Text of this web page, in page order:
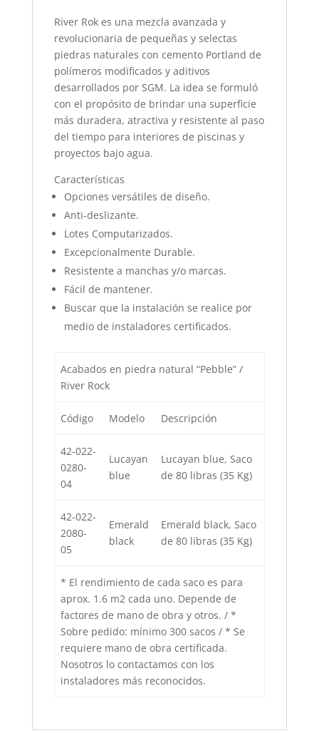
River Rok es una mezcla avanzada y
revolucionaria de pequeñas y selectas
piedras naturales con cemento Portland de
polímeros modificados y aditivos
desarrollados por SGM. La idea se formuló
con el propósito de brindar una superficie
más duradera, atractiva y resistente al paso
del tiempo para interiores de piscinas y
proyectos bajo agua.
Características
Opciones versátiles de diseño.
Anti-deslizante.
Lotes Computarizados.
Excepcionalmente Durable.
Resistente a manchas y/o marcas.
Fácil de mantener.
Buscar que la instalación se realice por
medio de instaladores certificados.
Acabados en piedra natural “Pebble” /
River Rock
* El rendimiento de cada saco es para
aprox. 1.6 m2 cada uno. Depende de
factores de mano de obra y otros. / *
Sobre pedido: mínimo 300 sacos / * Se
requiere mano de obra certificada.
Nosotros lo contactamos con los
instaladores más reconocidos.
Código Modelo Descripción
42-022-
0280-
04
Lucayan
blue
Lucayan blue, Saco
de 80 libras (35 Kg)
42-022-
2080-
05
Emerald
black
Emerald black, Saco
de 80 libras (35 Kg)